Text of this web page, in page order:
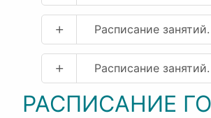
+ Расписание
+ Расписание
РАСПИСАНИЕ